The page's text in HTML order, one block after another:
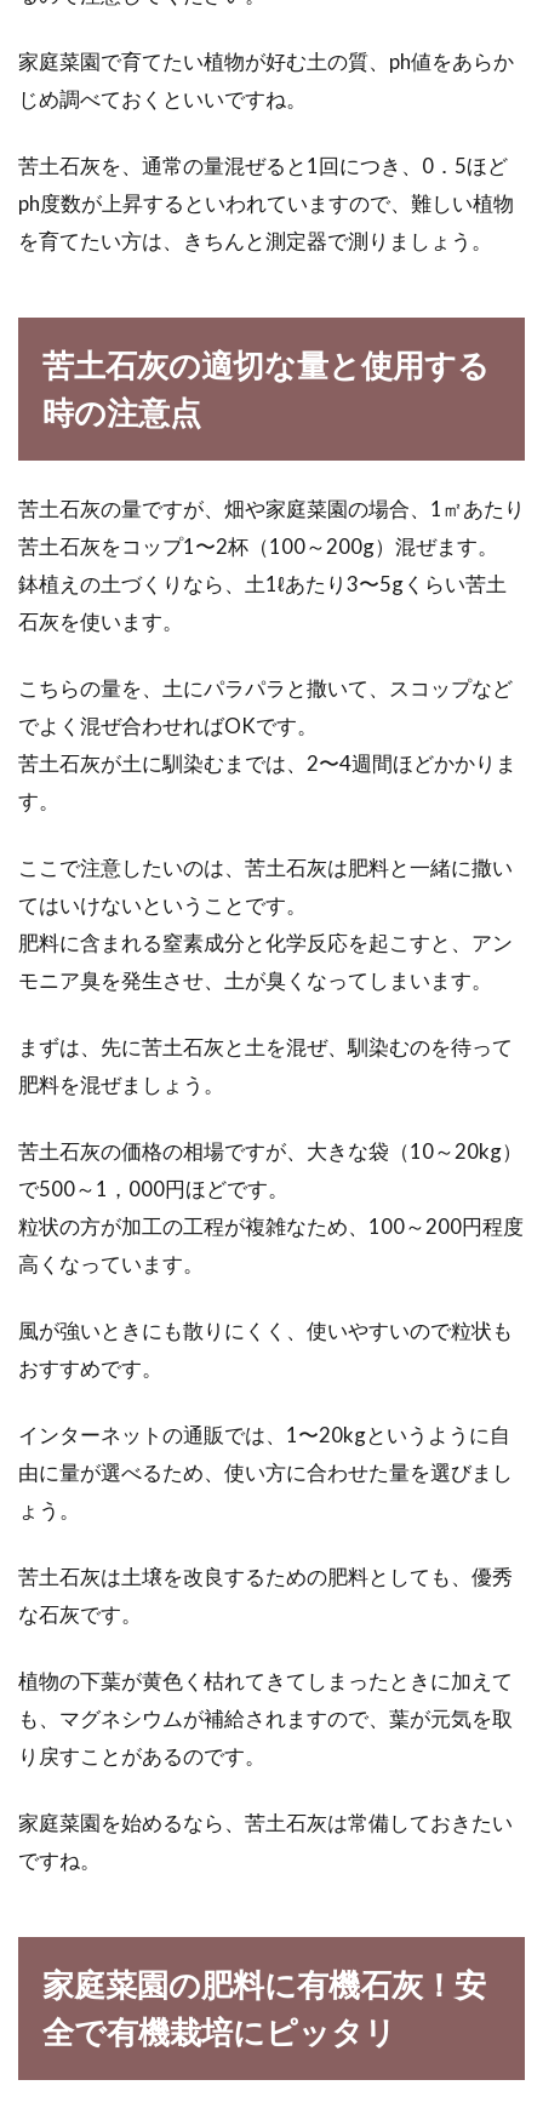
家庭菜園で育てたい植物が好む土の質、ph値をあらか
じめ調べておくといいですね。
苦土石灰を、通常の量混ぜると1回につき、0．5ほど
ph度数が上昇するといわれていますので、難しい植物
を育てたい方は、きちんと測定器で測りましょう。
苦土石灰の適切な量と使用する
時の注意点
苦土石灰の量ですが、畑や家庭菜園の場合、1㎡あたり
苦土石灰をコップ1〜2杯（100～200g）混ぜます。
鉢植えの土づくりなら、土1ℓあたり3〜5gくらい苦土
石灰を使います。
こちらの量を、土にパラパラと撒いて、スコップなど
でよく混ぜ合わせればOKです。
苦土石灰が土に馴染むまでは、2〜4週間ほどかかりま
す。
ここで注意したいのは、苦土石灰は肥料と一緒に撒い
てはいけないということです。
肥料に含まれる窒素成分と化学反応を起こすと、アン
モニア臭を発生させ、土が臭くなってしまいます。
まずは、先に苦土石灰と土を混ぜ、馴染むのを待って
肥料を混ぜましょう。
苦土石灰の価格の相場ですが、大きな袋（10～20kg）
で500～1，000円ほどです。
粒状の方が加工の工程が複雑なため、100～200円程度
高くなっています。
風が強いときにも散りにくく、使いやすいので粒状も
おすすめです。
インターネットの通販では、1〜20kgというように自
由に量が選べるため、使い方に合わせた量を選びまし
ょう。
苦土石灰は土壌を改良するための肥料としても、優秀
な石灰です。
植物の下葉が黄色く枯れてきてしまったときに加えて
も、マグネシウムが補給されますので、葉が元気を取
り戻すことがあるのです。
家庭菜園を始めるなら、苦土石灰は常備しておきたい
ですね。
家庭菜園の肥料に有機石灰！安
全で有機栽培にピッタリ